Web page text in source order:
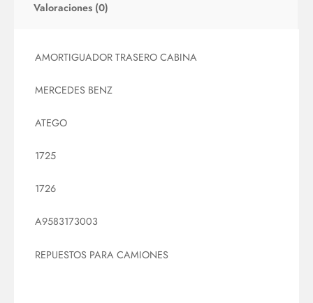
Valoraciones (0)
AMORTIGUADOR TRASERO CABINA
MERCEDES BENZ
ATEGO
1725
1726
A9583173003
REPUESTOS PARA CAMIONES